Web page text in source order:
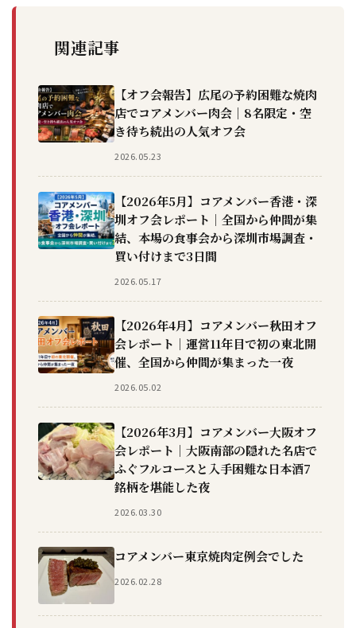
関連記事
【オフ会報告】広尾の予約困難な焼肉
店でコアメンバー肉会｜8名限定・空
き待ち続出の人気オフ会
2026.05.23
【2026年5月】コアメンバー香港・深
圳オフ会レポート｜全国から仲間が集
結、本場の食事会から深圳市場調査・
買い付けまで3日間
2026.05.17
【2026年4月】コアメンバー秋田オフ
会レポート｜運営11年目で初の東北開
催、全国から仲間が集まった一夜
2026.05.02
【2026年3月】コアメンバー大阪オフ
会レポート｜大阪南部の隠れた名店で
ふぐフルコースと入手困難な日本酒7
銘柄を堪能した夜
2026.03.30
コアメンバー東京焼肉定例会でした
2026.02.28